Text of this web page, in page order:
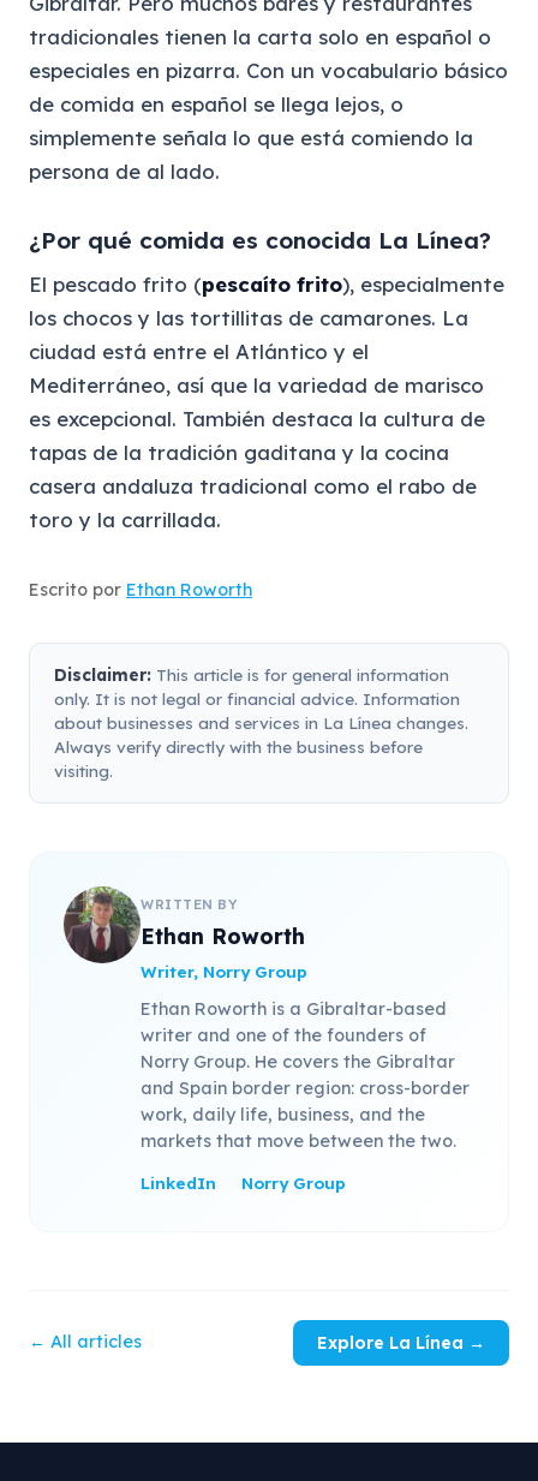
tradicionales tienen la carta solo en español o
especiales en pizarra. Con un vocabulario básico
de comida en español se llega lejos, o
simplemente señala lo que está comiendo la
persona de al lado.
¿Por qué comida es conocida La Línea?
El pescado frito (pescaíto frito), especialmente
los chocos y las tortillitas de camarones. La
ciudad está entre el Atlántico y el
Mediterráneo, así que la variedad de marisco
es excepcional. También destaca la cultura de
tapas de la tradición gaditana y la cocina
casera andaluza tradicional como el rabo de
toro y la carrillada.
Escrito por Ethan Roworth
Disclaimer: This article is for general information
only. It is not legal or financial advice. Information
about businesses and services in La Línea changes.
Always verify directly with the business before
visiting.
WRITTEN BY
Ethan Roworth
Writer, Norry Group
Ethan Roworth is a Gibraltar-based
writer and one of the founders of
Norry Group. He covers the Gibraltar
and Spain border region: cross-border
work, daily life, business, and the
markets that move between the two.
LinkedIn Norry Group
← All articles Explore La Línea →